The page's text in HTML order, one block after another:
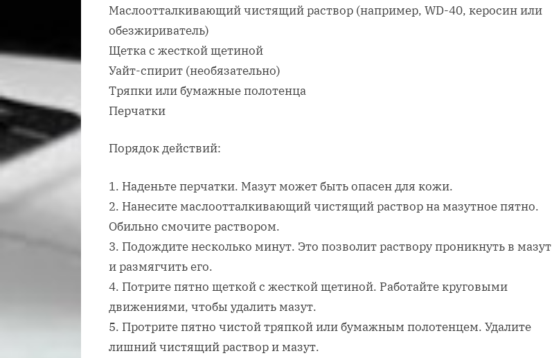
мазут
Маслоотталкивающий чистящий раствор (например, WD-40, керосин или
обезжириватель)
Щетка с жесткой щетиной
Уайт-спирит (необязательно)
Тряпки или бумажные полотенца
Перчатки
Порядок действий:
1. Наденьте перчатки. Мазут может быть опасен для кожи.
2. Нанесите маслоотталкивающий чистящий раствор на мазутное пятно.
Обильно смочите раствором.
3. Подождите несколько минут. Это позволит раствору проникнуть в мазут
и размягчить его.
4. Потрите пятно щеткой с жесткой щетиной. Работайте круговыми
движениями, чтобы удалить мазут.
5. Протрите пятно чистой тряпкой или бумажным полотенцем. Удалите
лишний чистящий раствор и мазут.